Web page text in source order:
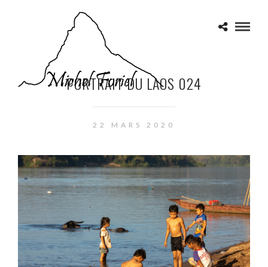
PORTRAIT DU LAOS 024
22 MARS 2020